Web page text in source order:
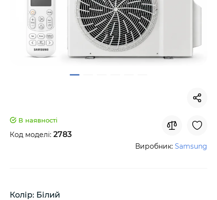
В наявності
Код моделі: 2783
Виробник: Samsung
Колір: Білий